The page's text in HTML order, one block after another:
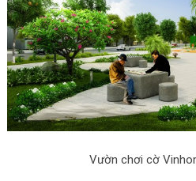
Vườn chơi cờ